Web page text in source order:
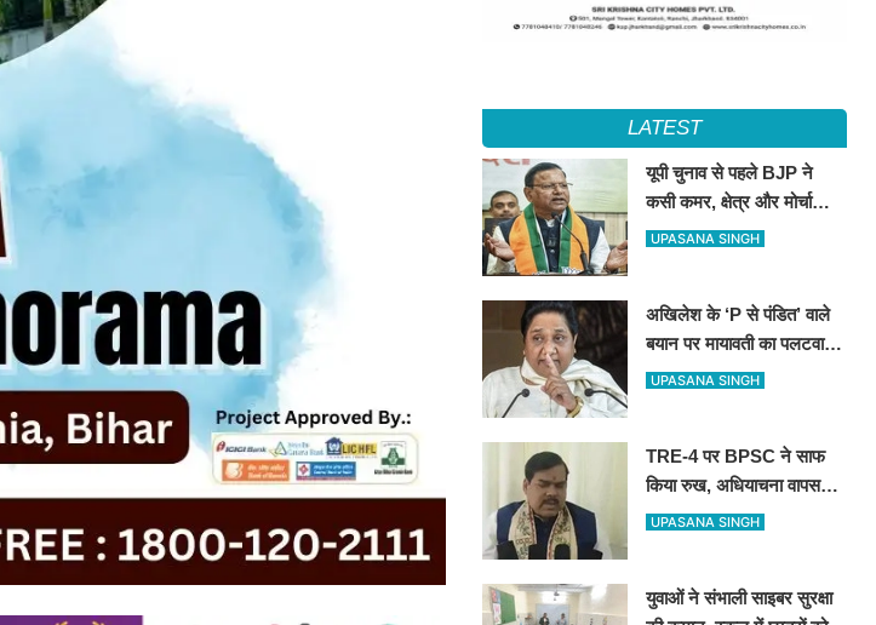
LATEST
यूपी चुनाव से पहले BJP ने
कसी कमर, क्षेत्र और मोर्चा
प्रभारियों की नई जिम्मेदारियां
UPASANA SINGH
अखिलेश के ‘P से पंडित’ वाले
बयान पर मायावती का पलटवार,
सपा को बताया ‘गिरगिट की तरह
UPASANA SINGH
TRE-4 पर BPSC ने साफ
किया रुख, अधियाचना वापस
नहीं हुई; खामियां सुधारने के बाद
UPASANA SINGH
युवाओं ने संभाली साइबर सुरक्षा